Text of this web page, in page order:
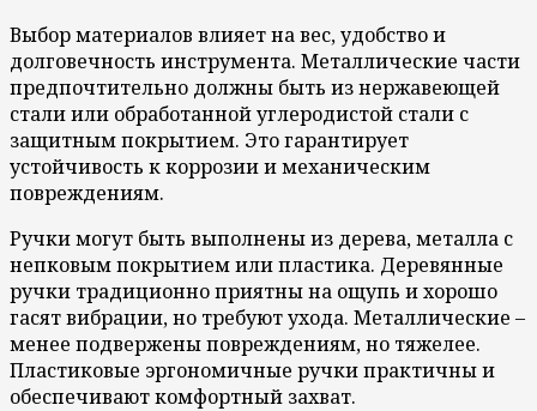
Выбор материалов влияет на вес, удобство и
долговечность инструмента. Металлические части
предпочтительно должны быть из нержавеющей
стали или обработанной углеродистой стали с
защитным покрытием. Это гарантирует
устойчивость к коррозии и механическим
повреждениям.
Ручки могут быть выполнены из дерева, металла с
непковым покрытием или пластика. Деревянные
ручки традиционно приятны на ощупь и хорошо
гасят вибрации, но требуют ухода. Металлические –
менее подвержены повреждениям, но тяжелее.
Пластиковые эргономичные ручки практичны и
обеспечивают комфортный захват.